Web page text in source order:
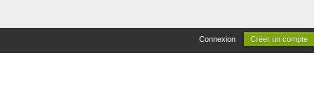
Connexion Créer un compte